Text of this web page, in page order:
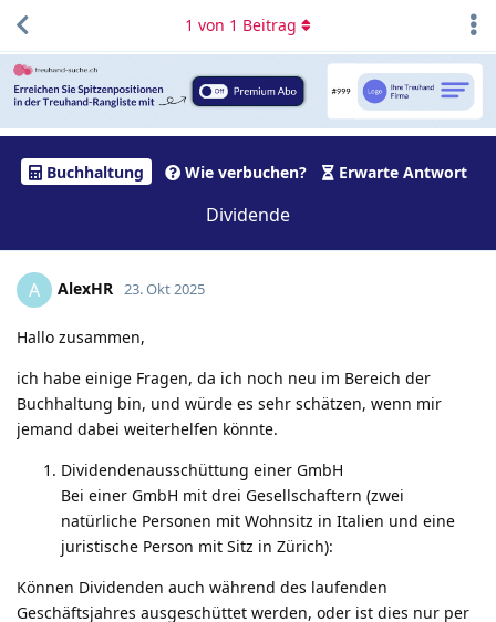
Buchhaltung Wie verbuchen? Erwarte Antwort
Dividende
1 von 1 Beitrag
A AlexHR 23. Okt 2025
Hallo zusammen,
ich habe einige Fragen, da ich noch neu im Bereich der
Buchhaltung bin, und würde es sehr schätzen, wenn mir
jemand dabei weiterhelfen könnte.
Dividendenausschüttung einer GmbH
Bei einer GmbH mit drei Gesellschaftern (zwei
natürliche Personen mit Wohnsitz in Italien und eine
juristische Person mit Sitz in Zürich):
Können Dividenden auch während des laufenden
Geschäftsjahres ausgeschüttet werden, oder ist dies nur per